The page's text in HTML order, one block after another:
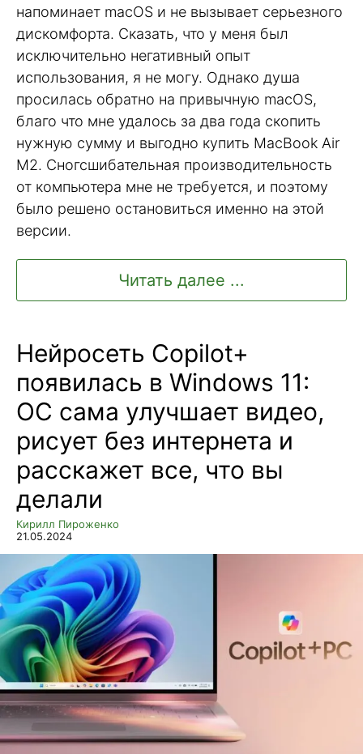
напоминает macOS и не вызывает серьезного
дискомфорта. Сказать, что у меня был
исключительно негативный опыт
использования, я не могу. Однако душа
просилась обратно на привычную macOS,
благо что мне удалось за два года скопить
нужную сумму и выгодно купить MacBook Air
M2. Сногсшибательная производительность
от компьютера мне не требуется, и поэтому
было решено остановиться именно на этой
версии.
Читать далее ...
Нейросеть Copilot+
появилась в Windows 11:
ОС сама улучшает видео,
рисует без интернета и
расскажет все, что вы
делали
Кирилл Пироженко
21.05.2024